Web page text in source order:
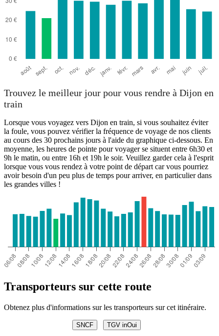
Trouvez le meilleur jour pour vous rendre à Dijon en
train
Lorsque vous voyagez vers Dijon en train, si vous souhaitez éviter
la foule, vous pouvez vérifier la fréquence de voyage de nos clients
au cours des 30 prochains jours à l'aide du graphique ci-dessous. En
moyenne, les heures de pointe pour voyager se situent entre 6h30 et
9h le matin, ou entre 16h et 19h le soir. Veuillez garder cela à l'esprit
lorsque vous vous rendez à votre point de départ car vous pourriez
avoir besoin d'un peu plus de temps pour arriver, en particulier dans
les grandes villes !
Transporteurs sur cette route
Obtenez plus d'informations sur les transporteurs sur cet itinéraire.
SNCF TGV inOui